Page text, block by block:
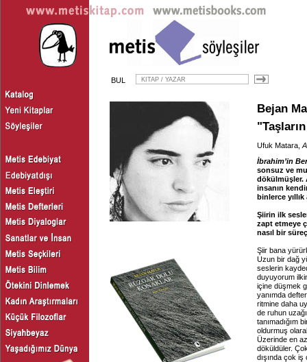
BUL
Bejan
Ufuk Matara,
İbrahim’in
sonsuz ve
dökülmüşler.
insanın
binlerce
Şiirin ilk
zapt etmeye
nasıl bir
Şiir bana
Uzun bir dağ
seslerin
duyuyorum
içine düşmek
yanımda
ritmine daha
de ruhun
tanımadığım
oldurmuş
Üzerinde en
döküldüler.
dışında çok iş